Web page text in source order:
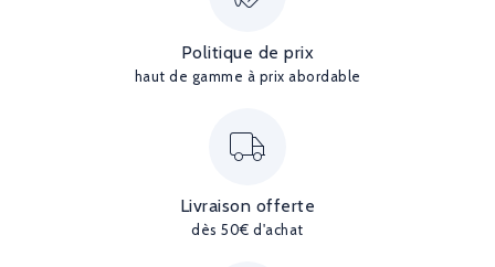
Politique de prix
haut de gamme à prix abordable
Livraison offerte
dès 50€ d'achat